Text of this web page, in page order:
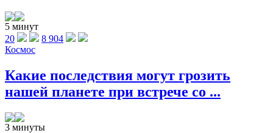
5 минут
20
8 904
Космос
Какие последствия могут грозить
нашей планете при встрече со ...
3 минуты